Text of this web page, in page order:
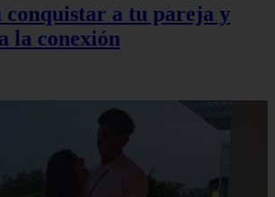
conquistar a tu pareja y
la conexión